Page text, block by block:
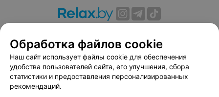
Вакансии
Публичный договор
Способы оплаты
Публичный договор по использованию сервиса
«Афиша»
Пользовательское соглашение
Обработка файлов cookie
Наш сайт использует файлы cookie для обеспечения
удобства пользователей сайта, его улучшения, сбора
статистики и предоставления персонализированных
рекомендаций.